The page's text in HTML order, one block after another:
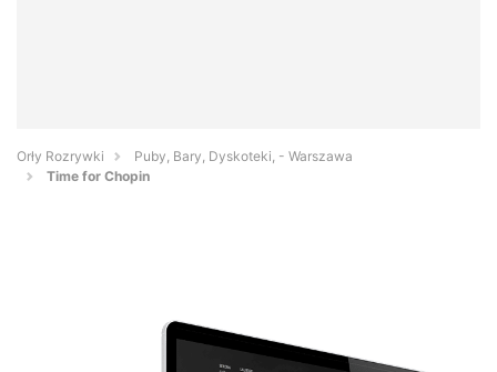
Orły Rozrywki
Puby, Bary, Dyskoteki, - Warszawa
Time for Chopin